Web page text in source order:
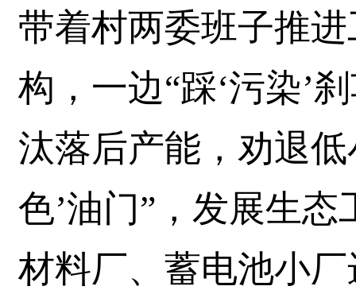
带着村两委班子推
构，一边“踩‘污染’
汰落后产能，劝退
色’油门”，发展生
材料厂、蓄电池小